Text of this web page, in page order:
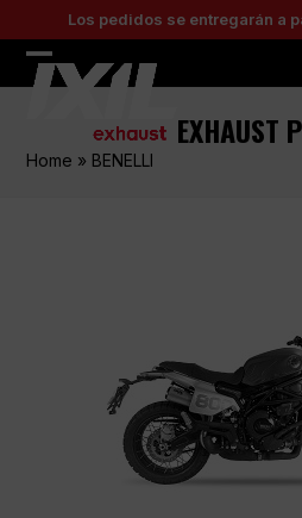
to
content
Los pedidos se entregarán a
Open
menu
Close
menu
EXHAUST
Home » BENELLI